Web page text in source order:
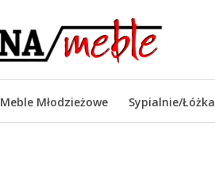
Meble Młodzieżowe Sypialnie/Łóżka